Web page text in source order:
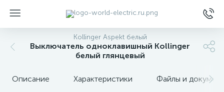
Kollinger Aspekt белый
Выключатель одноклавишный Kollinger
белый глянцевый
Описание Характеристики Файлы и